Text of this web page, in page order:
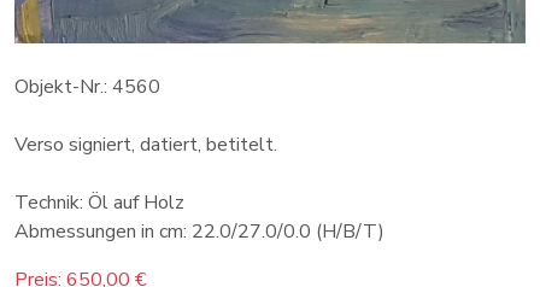
Objekt-Nr.: 4560
Verso signiert, datiert, betitelt.
Technik: Öl auf Holz
Abmessungen in cm: 22.0/27.0/0.0 (H/B/T)
Preis: 650,00 €